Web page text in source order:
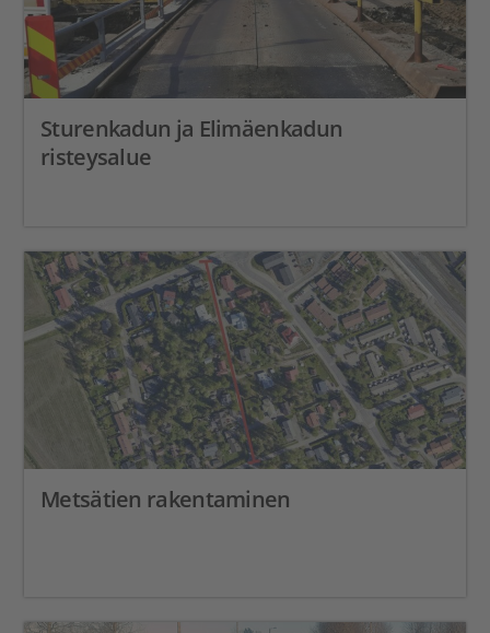
Sturenkadun ja Elimäenkadun
risteysalue
Metsätien rakentaminen